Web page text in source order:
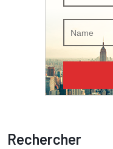
Rechercher